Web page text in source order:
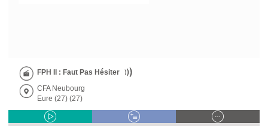
FPH II : Faut Pas Hésiter
CFA Neubourg
Eure (27) (27)